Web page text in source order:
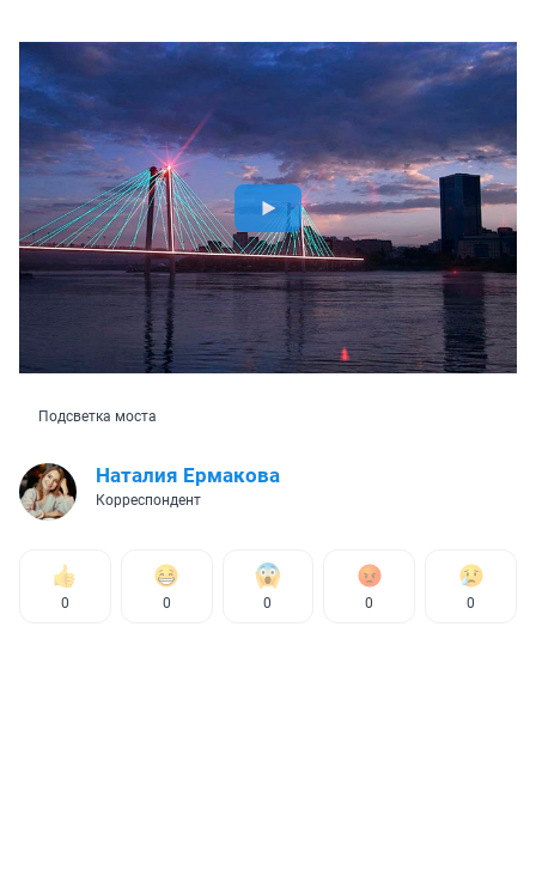
Подсветка моста
Наталия Ермакова
Корреспондент
0 0 0 0 0